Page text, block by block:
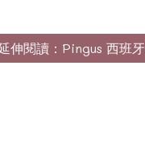
伸閱讀：Pingus 西班